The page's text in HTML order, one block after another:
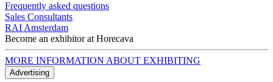
Frequently asked questions
Sales Consultants
RAI Amsterdam
Become an exhibitor at Horecava
MORE INFORMATION ABOUT EXHIBITING
Advertising